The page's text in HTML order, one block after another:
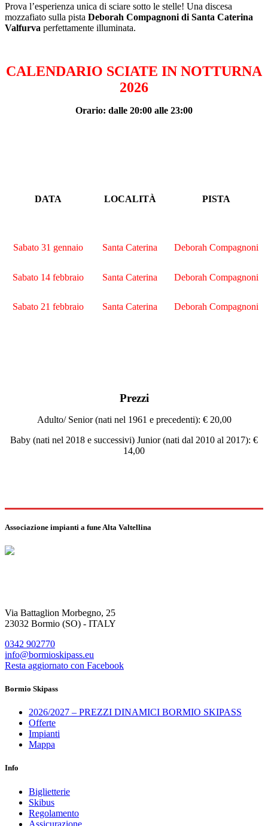
Prova l’esperienza unica di sciare sotto le stelle! Una discesa
mozzafiato sulla pista Deborah Compagnoni di Santa Caterina
Valfurva perfettamente illuminata.
CALENDARIO SCIATE IN NOTTURNA
2026
Orario: dalle 20:00 alle 23:00
DATA LOCALITÀ PISTA
Sabato 31 gennaio Santa Caterina Deborah Compagnoni
Sabato 14 febbraio Santa Caterina Deborah Compagnoni
Sabato 21 febbraio Santa Caterina Deborah Compagnoni
Prezzi
Adulto/ Senior (nati nel 1961 e precedenti): € 20,00
Baby (nati nel 2018 e successivi) Junior (nati dal 2010 al 2017): €
14,00
Associazione impianti a fune Alta Valtellina
Via Battaglion Morbegno, 25
23032 Bormio (SO) - ITALY
0342 902770
info@bormioskipass.eu
Resta aggiornato con Facebook
Bormio Skipass
2026/2027 – PREZZI DINAMICI BORMIO SKIPASS
Offerte
Impianti
Mappa
Info
Biglietterie
Skibus
Regolamento
Assicurazione